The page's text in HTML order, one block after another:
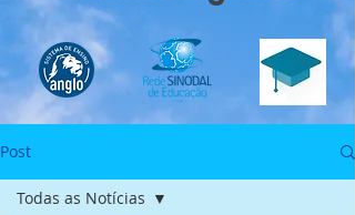
Post
Todas as Notícias